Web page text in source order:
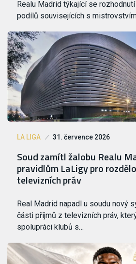
Realu Madrid týkající se
podílů souvisejících s
LA LIGA 31. července 2026
Soud zamítl žalobu Realu
pravidlům LaLigy pro
televizních práv
Real Madrid napadl u soudu nový
části příjmů z televizních práv,
spolupráci klubů s…